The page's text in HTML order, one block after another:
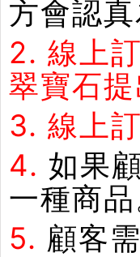
方會認真
2. 線上
翠寶石
3. 線上
4. 如果
一種商品
5. 顧客